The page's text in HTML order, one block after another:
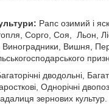
Рапс озимий і
Сорго, Соя, Льон,
Виноградники, Вишня,
дводольні,
Однорічні
зернових культур.